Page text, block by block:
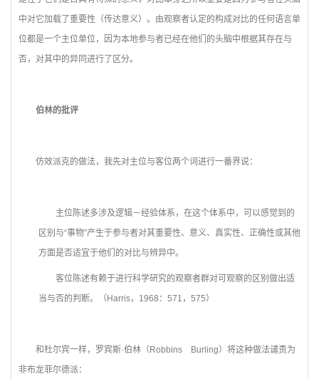
中对它加载了重要性（传达意义）。由观察者认定的构成对比的任何语言单
位都是一个主位单位，因为本地参与者已经在他们的头脑中根据其存在与
否，对其中的异同进行了区分。
伯林的批评
仿效派克的做法，我先对主位与客位两个词进行一番界说：
主位陈述多涉及逻辑－经验体系，在这个体系中，可以感觉到的
区别与“事物”产生于参与者对其重要性、意义、真实性、正确性或其他
方面是否适宜于他们的对比与辨异中。
客位陈述有赖于进行科学研究的观察者群对可观察的区别做出适
当与否的判断。（Harris，1968：571，575）
和杜尔宾一样，罗宾斯·伯林（Robbins Burling）将这种做法谴责为
非布龙菲尔德派：